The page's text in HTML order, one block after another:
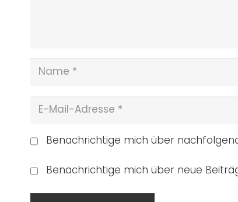
Benachrichtige mich über
Benachrichtige mich über neue